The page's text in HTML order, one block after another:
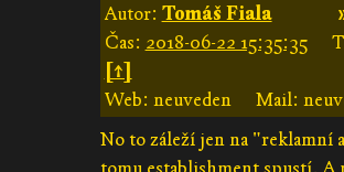
Autor: Tomáš Fiala
Čas: 2018-06-22 15:35:35
[↑]
Web: neuveden
Mail:
No to záleží jen na "reklamní